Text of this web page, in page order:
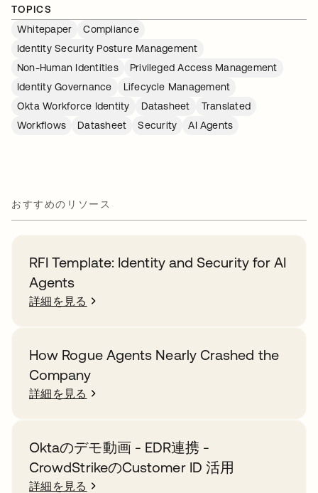
TOPICS
Whitepaper
Compliance
Identity Security Posture Management
Non-Human Identities
Privileged Access Management
Identity Governance
Lifecycle Management
Okta Workforce Identity
Datasheet
Translated
Workflows
Datasheet Security AI Agents
おすすめのリソース
RFI Template: Identity and Security for AI
Agents
詳細を見る
How Rogue Agents Nearly Crashed the
Company
詳細を見る
Oktaのデモ動画 - EDR連携 -
CrowdStrikeのCustomer ID 活用
詳細を見る